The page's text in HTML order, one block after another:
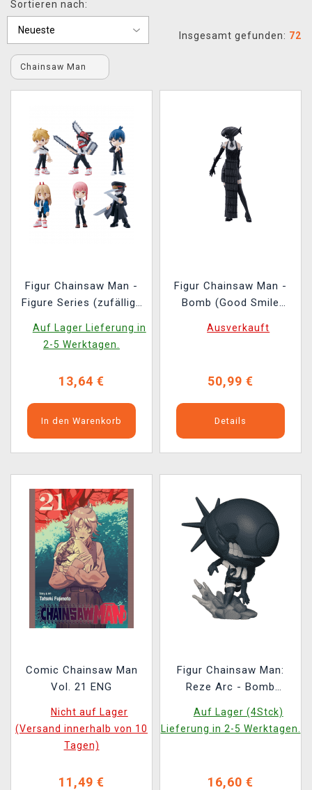
XZONE CLUB
Sortieren nach:
Insgesamt gefunden: 72
Chainsaw Man
Figur Chainsaw Man -
Figure Series (zufällige
Auf Lager Lieferung in
2-5 Werktagen.
13,64 €
In den Warenkorb
Figur Chainsaw Man -
Bomb (Good Smile
Ausverkauft
50,99 €
Details
Comic Chainsaw Man
Vol. 21 ENG
Nicht auf Lager
(Versand innerhalb von 10
Tagen)
11,49 €
Figur Chainsaw Man:
Reze Arc - Bomb
2349)
Auf Lager (4Stck)
Lieferung in 2-5 Werktagen.
16,60 €